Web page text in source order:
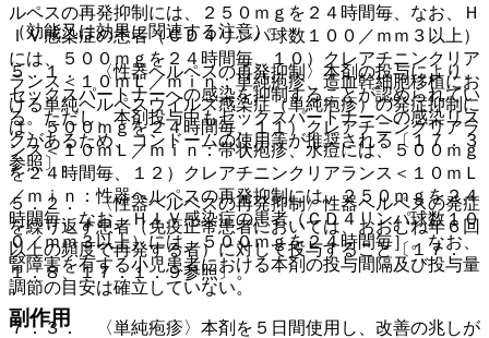
（効能又は効果に関連する注意）
５．１． 〈性器ヘルペスの再発抑制〉本剤の投与により、
セックスパートナーへの感染を抑制することが認められてい
る。ただし、本剤投与中もセックスパートナーへの感染リス
クがあるため、コンドームの使用等が推奨される〔１７．３
参照〕。
５．２． 〈性器ヘルペスの再発抑制〉性器ヘルペスの発症
を繰り返す患者（免疫正常患者においては、おおむね年６回
以上の頻度で再発する者）に対して投与すること〔１７．
１．８、１７．１．９参照〕。
副作用
ルペスの再発抑制には、２５０ｍｇを２４時間毎、なお、Ｈ
ＩＶ感染症の患者（ＣＤ４リンパ球数１００／ｍｍ３以上）
には、５００ｍｇを２４時間毎、１０）クレアチニンクリア
ランス＜１０ｍＬ／ｍｉｎ：単純疱疹、造血幹細胞移植にお
ける単純ヘルペスウイルス感染症（単純疱疹）の発症抑制に
は、５００ｍｇを２４時間毎、１１）クレアチニンクリアラ
ンス＜１０ｍＬ／ｍｉｎ：帯状疱疹、水痘には、５００ｍｇ
を２４時間毎、１２）クレアチニンクリアランス＜１０ｍＬ
／ｍｉｎ：性器ヘルペスの再発抑制には、２５０ｍｇを２４
時間毎、なお、ＨＩＶ感染症の患者（ＣＤ４リンパ球数１０
０／ｍｍ３以上）には、５００ｍｇを２４時間毎］。なお、
腎障害を有する小児患者における本剤の投与間隔及び投与量
調節の目安は確立していない。
７．３． 〈単純疱疹〉本剤を５日間使用し、改善の兆しが